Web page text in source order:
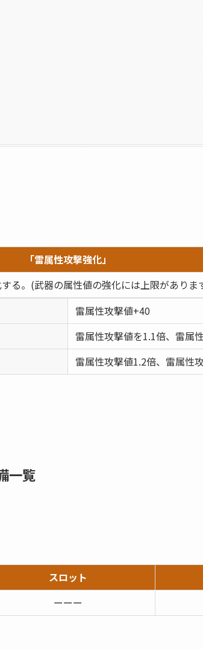
「雷属性攻撃強化」
る。(武器の属性値の強化には上限がありま
雷属性攻撃値+40
雷属性攻撃値を1.1倍、雷属
雷属性攻撃値1.2倍、雷属性
一覧
スロット
ーーー